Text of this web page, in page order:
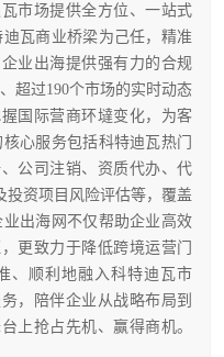
市场提供全方位、一站式
瓦商业桥梁为己任，精准
业出海提供强有力的合规
超过190个市场的实时动态
国际营商环墶变化，为客
心服务包括科特迪瓦热门
公司注销、资质代办、代
资项目风险评估等，覆盖
出海网不仅帮助企业高效
更致力于降低跨境运营门
、顺利地融入科特迪瓦市
，陪伴企业从战略布局到
上抢占先机、赢得商机。